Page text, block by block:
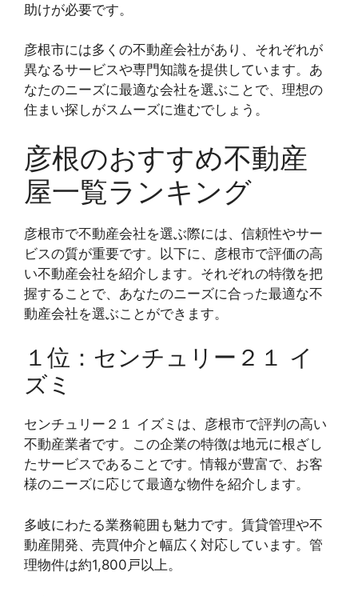
助けが必要です。
彦根市には多くの不動産会社があり、それぞれが
異なるサービスや専門知識を提供しています。あ
なたのニーズに最適な会社を選ぶことで、理想の
住まい探しがスムーズに進むでしょう。
彦根のおすすめ不動産
屋一覧ランキング
彦根市で不動産会社を選ぶ際には、信頼性やサー
ビスの質が重要です。以下に、彦根市で評価の高
い不動産会社を紹介します。それぞれの特徴を把
握することで、あなたのニーズに合った最適な不
動産会社を選ぶことができます。
１位：センチュリー２１ イ
ズミ
センチュリー２１ イズミは、彦根市で評判の高い
不動産業者です。この企業の特徴は地元に根ざし
たサービスであることです。情報が豊富で、お客
様のニーズに応じて最適な物件を紹介します。
多岐にわたる業務範囲も魅力です。賃貸管理や不
動産開発、売買仲介と幅広く対応しています。管
理物件は約1,800戸以上。